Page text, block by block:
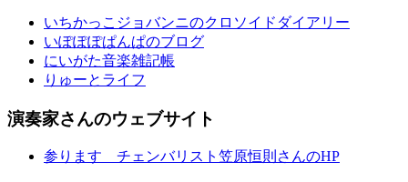
いちかっこジョバンニのクロソイドダイアリー
いぽぽぽぱんぱのブログ
にいがた音楽雑記帳
りゅーとライフ
演奏家さんのウェブサイト
参ります チェンバリスト笠原恒則さんのHP